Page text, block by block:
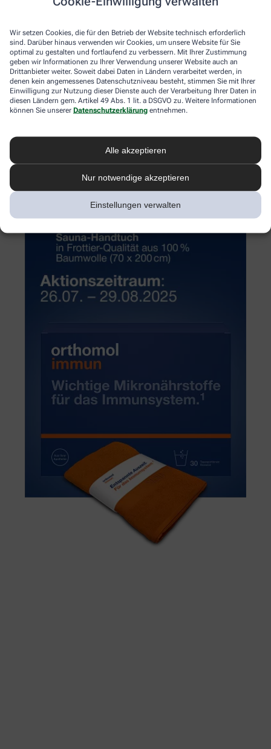
Wir setzen Cookies, die für den Betrieb der Website technisch erforderlich
sind. Darüber hinaus verwenden wir Cookies, um unsere Website für Sie
optimal zu gestalten und fortlaufend zu verbessern. Mit Ihrer Zustimmung
geben wir Informationen zu Ihrer Verwendung unserer Website auch an
Drittanbieter weiter. Soweit dabei Daten in Ländern verarbeitet werden, in
denen kein angemessenes Datenschutzniveau besteht, stimmen Sie mit Ihrer
Einwilligung zur Nutzung dieser Dienste auch der Verarbeitung Ihrer Daten in
diesen Ländern gem. Artikel 49 Abs. 1 lit. a DSGVO zu. Weitere Informationen
können Sie unserer Datenschutzerklärung entnehmen.
Alle akzeptieren
Nur notwendige akzeptieren
Einstellungen verwalten